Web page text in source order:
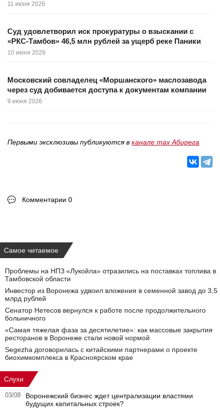
11 июня 2026
Суд удовлетворил иск прокуратуры о взыскании с
«РКС-Тамбов» 46,5 млн рублей за ущерб реке Паники
10 июня 2026
Московский совладелец «Моршанского» маслозавода
через суд добивается доступа к документам компании
9 июня 2026
Первыми эксклюзивы публикуются в канале max Абирега
Комментарии 0
Самое читаемое
Проблемы на НПЗ «Лукойла» отразились на поставках топлива в
Тамбовской области
Инвестор из Воронежа удвоил вложения в семенной завод до 3,5
млрд рублей
Сенатор Нетесов вернулся к работе после продолжительного
больничного
«Самая тяжелая фаза за десятилетие»: как массовые закрытия
ресторанов в Воронеже стали новой нормой
Segezha договорилась с китайскими партнерами о проекте
биохимкомплекса в Красноярском крае
Слухи
03/08
Воронежский бизнес ждет централизации властями
будущих капитальных строек?